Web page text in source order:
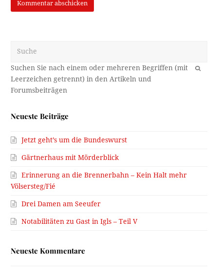
OK
Neueste Beiträge
Jetzt geht’s um die Bundeswurst
Gärtnerhaus mit Mörderblick
Erinnerung an die Brennerbahn – Kein Halt mehr
Völsersteg/Fié
Drei Damen am Seeufer
Notabilitäten zu Gast in Igls – Teil V
Neueste Kommentare